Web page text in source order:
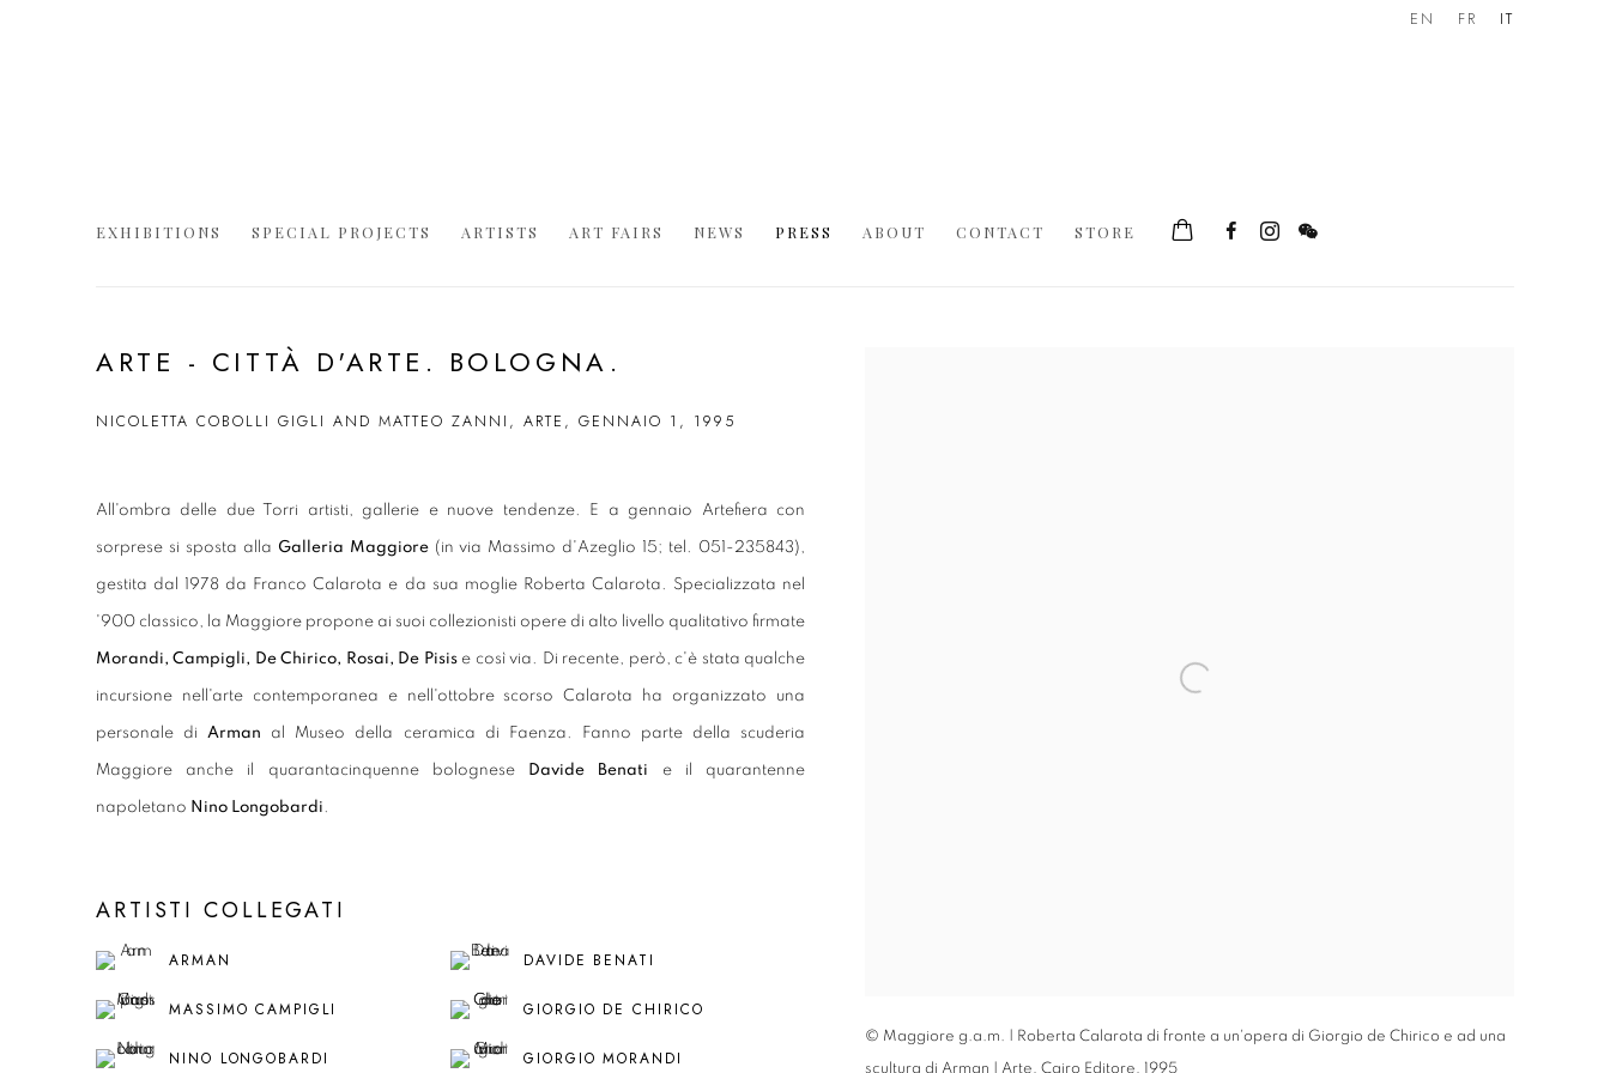
EXHIBITIONS SPECIAL PROJECTS ARTISTS ART FAIRS NEWS PRESS ABOUT CONTACT STORE
EN FR IT
ARTE - CITTÀ D'ARTE. BOLOGNA.
NICOLETTA COBOLLI GIGLI AND MATTEO ZANNI, ARTE, GENNAIO 1, 1995
© Maggiore g.a.m. | Roberta Calarota di fronte a un'opera di Giorgio de Chirico e ad una
scultura di Arman | Arte, Cairo Editore, 1995
All'ombra delle due Torri artisti, gallerie e nuove tendenze. E a gennaio Artefiera con
sorprese si sposta alla Galleria Maggiore(in via Massimo d'Azeglio 15; tel. 051-235843),
gestita dal 1978 da Franco Calarota e da sua moglie Roberta Calarota. Specializzata nel
'900 classico, la Maggiore propone ai suoi collezionisti opere di alto livello qualitativo firmate
Morandi, Campigli, De Chirico, Rosai, De Pisise così via. Di recente, però, c'è stata qualche
incursione nell'arte contemporanea e nell'ottobre scorso Calarota ha organizzato una
personale di Arman al Museo della ceramica di Faenza. Fanno parte della scuderia
Maggiore anche il quarantacinquenne bolognese Davide Benati e il quarantenne
napoletano Nino Longobardi
ARTISTI COLLEGATI
ARMAN DAVIDE BENATI
MASSIMO CAMPIGLI GIORGIO DE CHIRICO
NINO LONGOBARDI GIORGIO MORANDI